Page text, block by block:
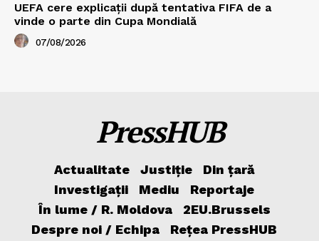
UEFA cere explicații după tentativa FIFA de a
vinde o parte din Cupa Mondială
07/08/2026
PressHUB
Actualitate Justiție
Din țară
Investigații
Mediu
Reportaje
În lume / R. Moldova
2EU.Brussels
Despre noi / Echipa
Rețea PressHUB